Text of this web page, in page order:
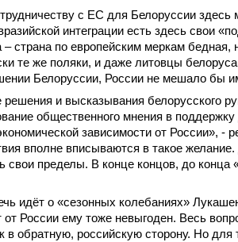
с ЕС для Белоруссии
интеграции есть здесь свои
страна по европейским меркам бедная,
те же поляки, и даже литовцы
Белоруссии, России не мешало бы
и высказывания белорусского
общественного мнения в
зависимости от России», -
вполне вписываются в такое
свои пределы. В конце концов, до
идёт о «сезонных колебаниях»
от России ему тоже невыгоден. Весь
в обратную, российскую сторону. Но